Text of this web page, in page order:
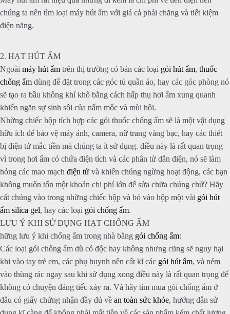
chúng ta nên tìm loại máy hút ẩm với giá cả phải chăng và tiết kiệm
điện năng.
2. HẠT HÚT ẨM
Ngoài máy hút ẩm trên thị trường có bán các loại gói hút ẩm, thuốc
chống ẩm dùng để đặt trong các góc tủ quần áo, hay các góc phòng nó
sẽ tạo ra bầu không khí khô bằng cách hấp thụ hơi ẩm xung quanh
khiến ngăn sự sinh sôi của nấm mốc và mùi hôi.
Những chiếc hộp tích hợp các gói thuốc chống ẩm sẽ là một vật dụng
hữu ích để bảo vệ máy ảnh, camera, nữ trang vàng bạc, hay các thiết
bị điện tử mắc tiền mà chúng ta ít sử dụng. điều này là rất quan trọng
vì trong hơi ẩm có chứa điện tích và các phân tử dẫn điện, nó sẽ làm
hỏng các mao mạch điện tử và khiến chúng ngừng hoạt động, các bạn
không muốn tốn một khoản chi phí lớn để sửa chữa chúng chứ? Hãy
cất chúng vào trong những chiếc hộp và bỏ vào hộp một vài gói hút
ẩm silica gel, hay các loại gói chống ẩm.
LƯU Ý KHI SỬ DỤNG HẠT CHỐNG ẨM
hững lưu ý khi chống ẩm trong nhà bằng gói chống ẩm:
Các loại gói chống ẩm dù có độc hay không nhưng cũng sẽ nguy hại
khi vào tay trẻ em, các phụ huynh nên cất kĩ các gói hút ẩm, và ném
vào thùng rác ngay sau khi sử dụng xong điều này là rất quan trọng để
không có chuyện đáng tiếc xảy ra. Và hãy tìm mua gói chống ẩm ở
đâu có giấy chứng nhận đầy đủ về an toàn sức khỏe, hướng dẫn sử